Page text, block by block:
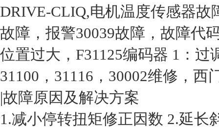
DRIVE-CLIQ,电机温度传感器
故障，报警30039故障，故障代
位置过大，F31125编码器 1：
31100，31116，30002维修，西
|故障原因及解决方案
1.减小停转扭矩修正因数 2.延长